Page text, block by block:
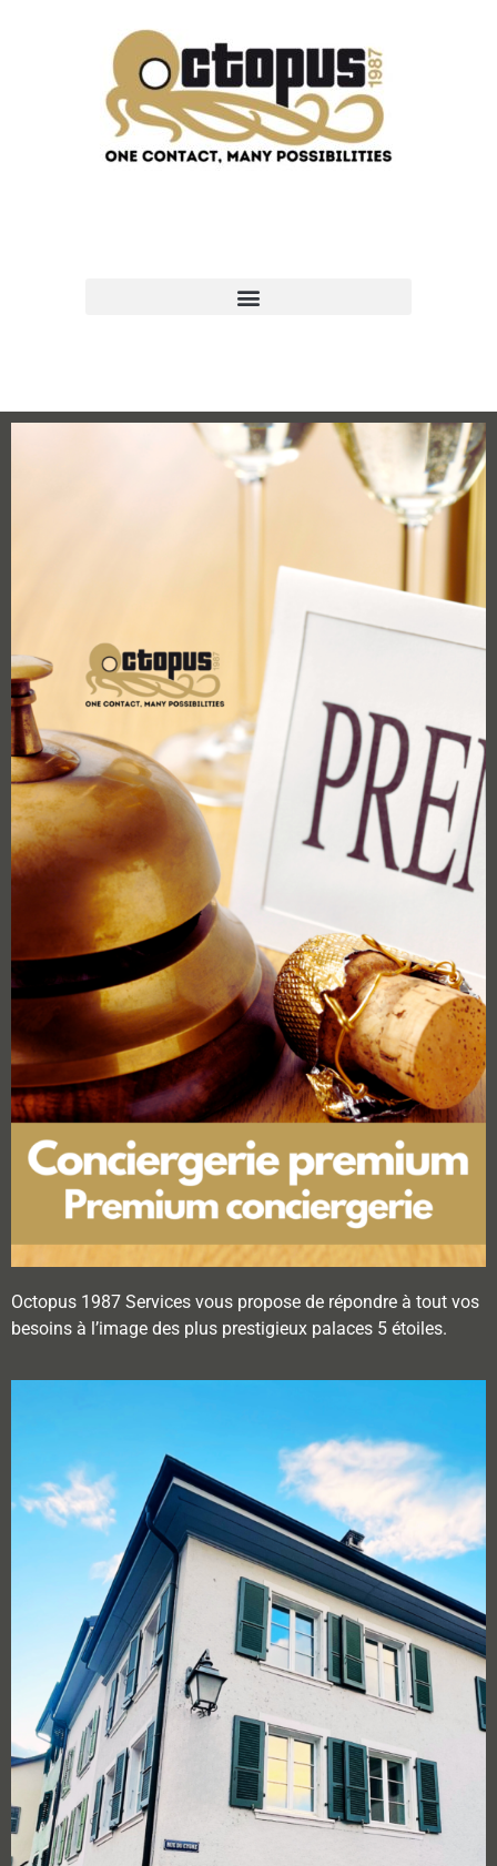
Octopus 1987 Services vous propose de répondre à tout vos
besoins à l’image des plus prestigieux palaces 5 étoiles.